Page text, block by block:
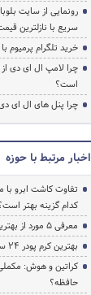
رونمایی از سایت
سریع با نازلترین
خرید تلگرام پرمیوم
چرا لامپ ال ای دی
است؟
چرا پنل های ال ای
اخبار مرتبط با حوزه
تفاوت کاشت ابرو
کدام گزینه بهتر
معرفی 5 مورد از بهترین کرم های ضد لک صورت
بهترین کرم پودر 24 ساعته کدام است؟
کراتین و هوش:
حافظه؟